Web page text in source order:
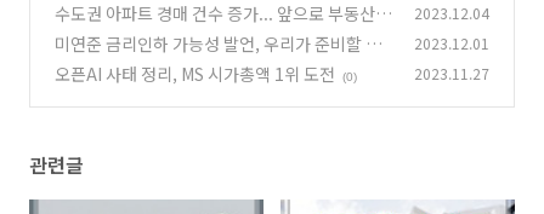
수도권 아파트 경매 건수 증가... 앞으로 부동산
전략은? (0)
2023.12.04
미연준 금리인하 가능성 발언, 우리가 준비할 것
은?
(1)
2023.12.01
오픈AI 사태 정리, MS 시가총액 1위 도전 (0) 2023.11.27
관련글